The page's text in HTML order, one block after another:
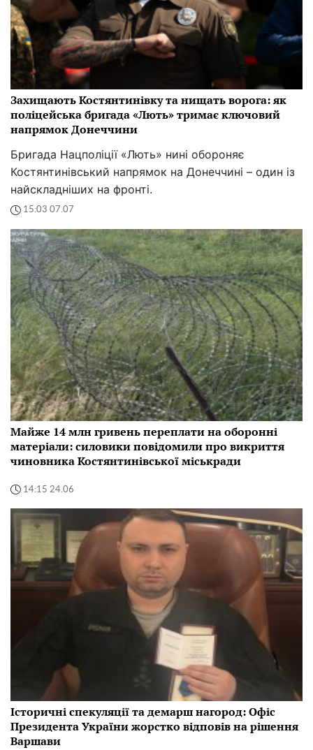
Захищають Костянтинівку та нищать ворога: як
поліцейська бригада «Лють» тримає ключовий
напрямок Донеччини
Бригада Нацполіції «Лють» нині обороняє
Костянтинівський напрямок на Донеччині – один із
найскладніших на фронті.
15:03 07.07
Майже 14 млн гривень переплати на оборонні
матеріали: силовики повідомили про викриття
чиновника Костянтинівської міськради
14:15 24.06
Історичні спекуляції та демарш нагород: Офіс
Президента України жорстко відповів на рішення
Варшави